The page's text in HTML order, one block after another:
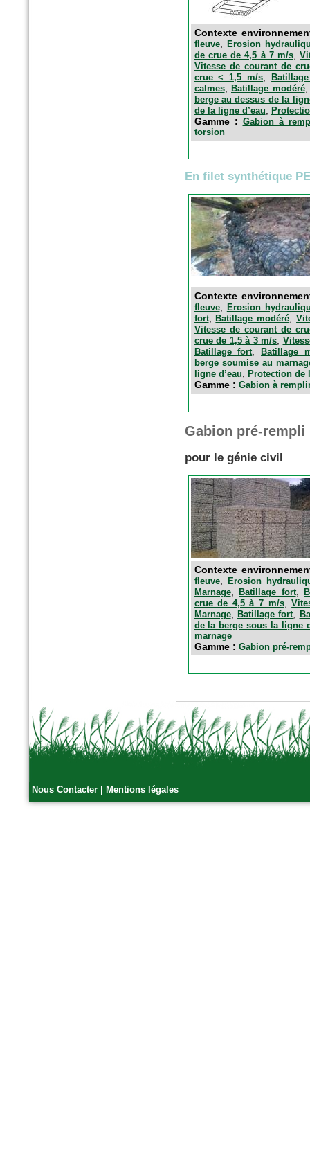
Contexte
fleuve,
Erosion
de crue de 4,5 à 7 m/s ,
Vitesse de courant de
crue < 1,5 m/s ,
calmes, Batillage modéré
berge au dessus de la
de la ligne d’eau
Gamme : Gabion à
torsion
En filet synthétique
Contexte
fleuve, Erosion
fort,Batillage modéré,
Vitesse de courant de
crue de 1,5 à 3 m/s,
Batillage fort,
Batillage
berge soumise au
ligne d’eau, Protection de
Gamme : Gabion à
Gabion pré-rempli
pour le génie civil
Contexte
fleuve,
Erosion
Marnage, Batillage fort,
crue de 4,5 à 7 m/s,
Marnage, Batillage fort
de la berge sous la ligne
marnage
Gamme : Gabion pré-
Nous Contacter Mentions légales